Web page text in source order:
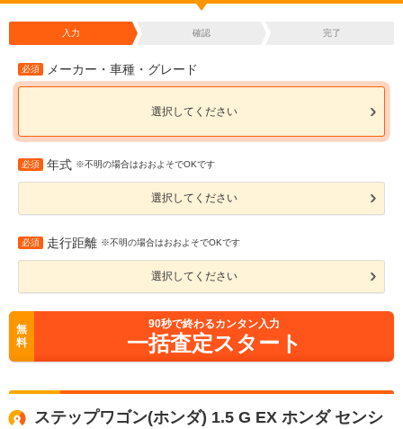
入力 確認 完了
必須 メーカー・車種・グレード
選択してください
必須 年式 ※不明の場合はおおよそでOKです
選択してください
必須 走行距離 ※不明の場合はおおよそでOKです
選択してください
無
料
90秒で終わるカンタン入力
一括査定スタート
ステップワゴン(ホンダ) 1.5 G EX ホンダ センシ